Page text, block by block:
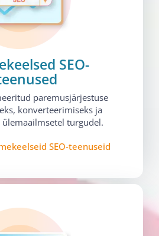
SEO-
paremusjärjestuse
konverteerimiseks ja
turgudel.
SEO-teenuseid